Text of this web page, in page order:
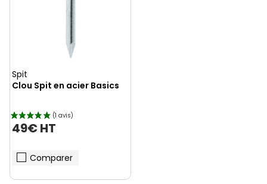
(1 avis)
Spit
Clou Spit en acier Basics
49€ HT
Comparer